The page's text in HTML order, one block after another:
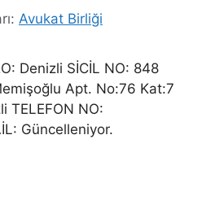
Avukat Birliği
Denizli SİCİL NO: 848
Apt. No:76 Kat:7
TELEFON NO:
Güncelleniyor.